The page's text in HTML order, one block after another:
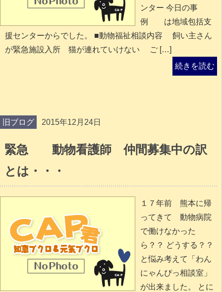
ンター 今日の事
例 は地域包括支
援センターからでした。 ■動物福祉相談内容 飼い主さん
が緊急施設入所 猫が連れていけない ご […]
続きを読む
旧ブログ 2015年12月24日
緊急 動物看護師 仲間募集中の訳
とは・・・
１７年前 熊本に帰
ってきて 動物病院
で働けなかった
ら？？ どうする？？
と悩み考えて「わん
にゃんぴっ相談室」
が出来ました。 とに